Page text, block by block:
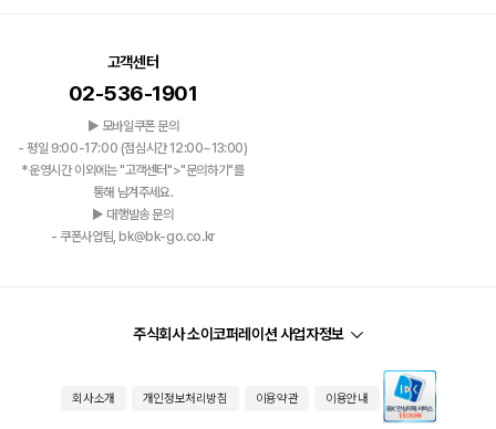
고객센터
02-536-1901
▶ 모바일쿠폰 문의
- 평일 9:00-17:00 (점심시간 12:00~13:00)
*운영시간 이외에는 "고객센터">"문의하기"를
통해 남겨주세요.
▶ 대행발송 문의
- 쿠폰사업팀, bk@bk-go.co.kr
주식회사 소이코퍼레이션 사업자정보
회사소개 개인정보처리방침 이용약관 이용안내